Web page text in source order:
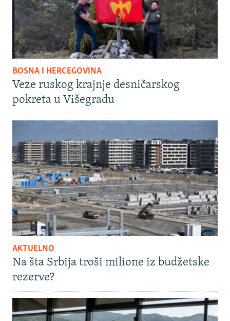
BOSNA I HERCEGOVINA
Veze ruskog krajnje desničarskog
pokreta u Višegradu
AKTUELNO
Na šta Srbija troši milione iz budžetske
rezerve?